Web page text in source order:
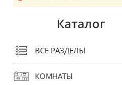
Каталог
ВСЕ РАЗДЕЛЫ
КОМНАТЫ